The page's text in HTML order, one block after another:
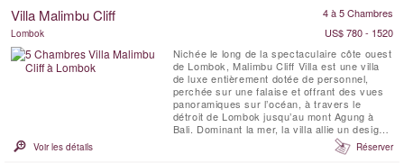
Deux des trois chambres sont dotées d'une
Villa Malimbu Cliff 4 à 5 Chambres
Lombok
US$ 780 - 1520
Nichée le long de la spectaculaire côte ouest
de Lombok, Malimbu Cliff Villa est une villa
de luxe entièrement dotée de personnel,
perchée sur une falaise et offrant des vues
panoramiques sur l’océan, à travers le
détroit de Lombok jusqu’au mont Agung à
Bali. Dominant la mer, la villa allie un design
contemporain à la beauté sauvage de l’île et
à des couchers de soleil inoubliables. Les
Voir les détails Réserver